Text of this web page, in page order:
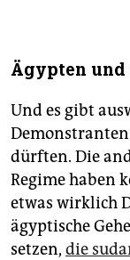
Ägypten und
Und es gibt
dürften. Die
Regime haben
etwas wirklich
ägyptische
setzen, die